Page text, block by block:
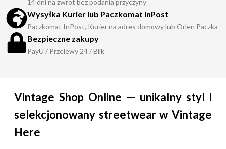
14 dni na zwrot bez podania przyczyny
Wysyłka Kurier lub Paczkomat InPost
Paczkomat InPost, Kurier na adres domowy lub Orlen Paczka
Bezpieczne zakupy
PayU / Przelewy 24 / Blik
Vintage Shop Online — unikalny styl i
selekcjonowany streetwear w Vintage
Here